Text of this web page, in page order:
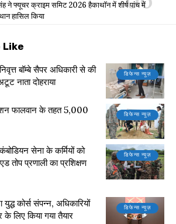
ने फ्यूचर क्राइम समिट 2026 हैकाथॉन में शीर्ष पांच में
हासिल किया
Like
डिफेन्स न्यूज़
बॉम्बे सैपर अधिकारी से की
नाता दोहराया
डिफेन्स न्यूज़
फालवान के तहत 5,000
डिफेन्स न्यूज़
सेना के कर्मियों को
तोप प्रणाली का प्रशिक्षण
डिफेन्स न्यूज़
कोर्स संपन्न, अधिकारियों
के लिए किया गया तैयार